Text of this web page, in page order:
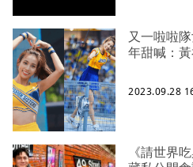
又一啦啦
年甜喊：
2023.09.28
《請世界